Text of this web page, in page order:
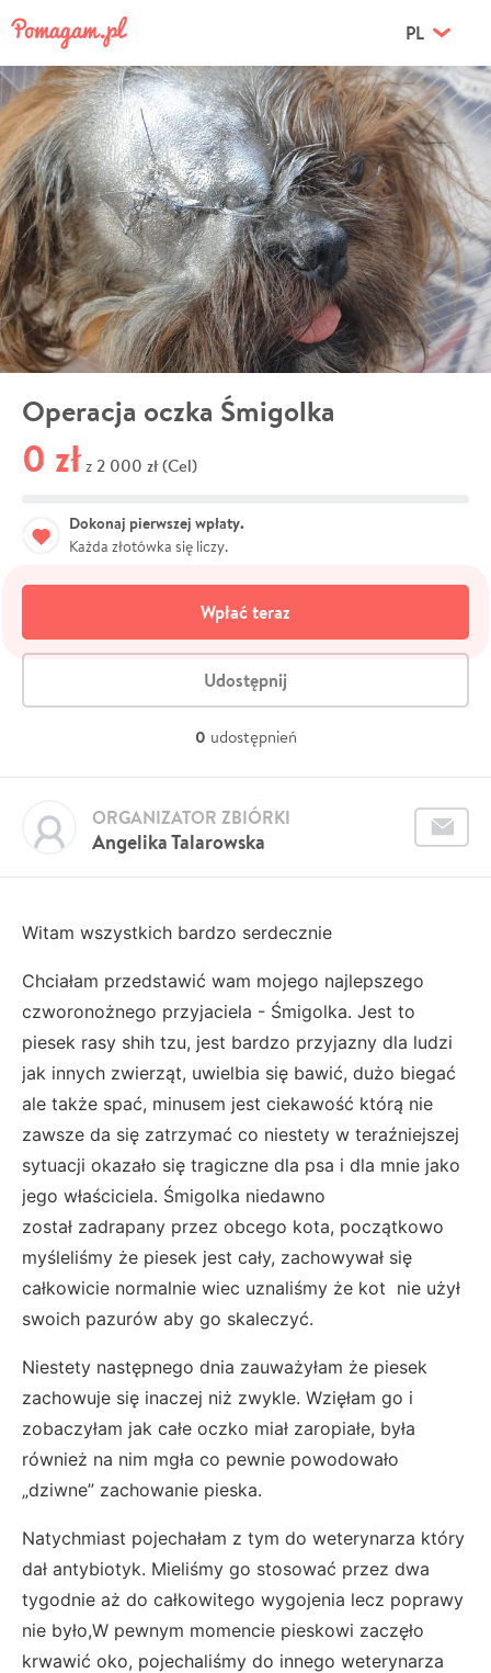
PL
Operacja oczka Śmigolka
0 zł z 2 000 zł (Cel)
Dokonaj pierwszej wpłaty.
Każda złotówka się liczy.
Wpłać teraz
Udostępnij
0 udostępnień
Angelika Talarowska
ORGANIZATOR ZBIÓRKI
Witam wszystkich bardzo serdecznie
Chciałam przedstawić wam mojego najlepszego
czworonożnego przyjaciela - Śmigolka. Jest to
piesek rasy shih tzu, jest bardzo przyjazny dla ludzi
jak innych zwierząt, uwielbia się bawić, dużo biegać
ale także spać, minusem jest ciekawość którą nie
zawsze da się zatrzymać co niestety w teraźniejszej
sytuacji okazało się tragiczne dla psa i dla mnie jako
jego właściciela. Śmigolka niedawno
został zadrapany przez obcego kota, początkowo
myśleliśmy że piesek jest cały, zachowywał się
całkowicie normalnie wiec uznaliśmy że kot nie użył
swoich pazurów aby go skaleczyć.
Niestety następnego dnia zauważyłam że piesek
zachowuje się inaczej niż zwykle. Wzięłam go i
zobaczyłam jak całe oczko miał zaropiałe, była
również na nim mgła co pewnie powodowało
„dziwne” zachowanie pieska.
Natychmiast pojechałam z tym do weterynarza który
dał antybiotyk. Mieliśmy go stosować przez dwa
tygodnie aż do całkowitego wygojenia lecz poprawy
nie było,W pewnym momencie pieskowi zaczęło
krwawić oko, pojechaliśmy do innego weterynarza